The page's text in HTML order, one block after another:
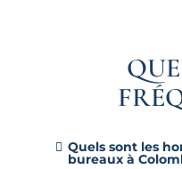
Quels sont les
bureaux à